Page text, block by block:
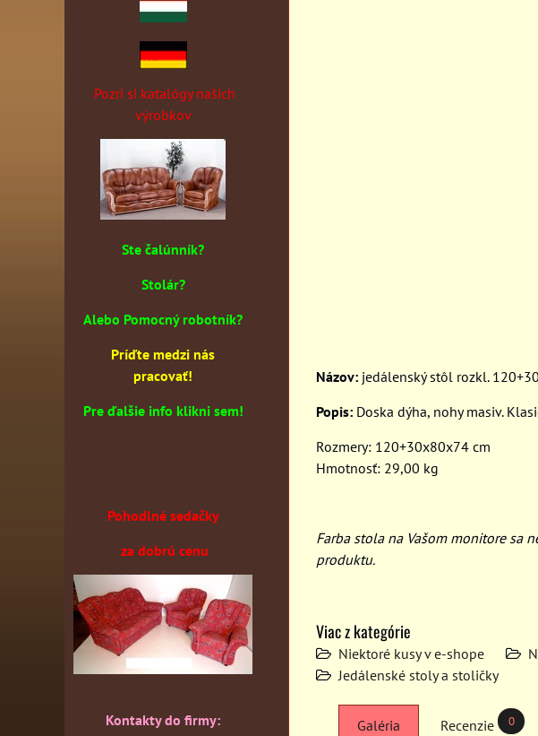
Názov: jedálenský stôl rozkl.
Popis: Doska dýha, nohy masiv.
Rozmery: 120+30x80x74 cm
Hmotnosť: 29,00 kg
Farba stola na Vašom monitore sa
produktu.
Viac z kategórie
Niektoré kusy v e-shope
Jedálenské stoly a stoličky
Galéria Recenzie 0
Pozri si katalógy našich
výrobkov
Ste čalúnník?
Stolár?
Alebo Pomocný robotník?
Príďte medzi nás
pracovať!
Pre ďalšie info klikni sem!
Pohodlné sedačky
za dobrú cenu
Kontakty do firmy: